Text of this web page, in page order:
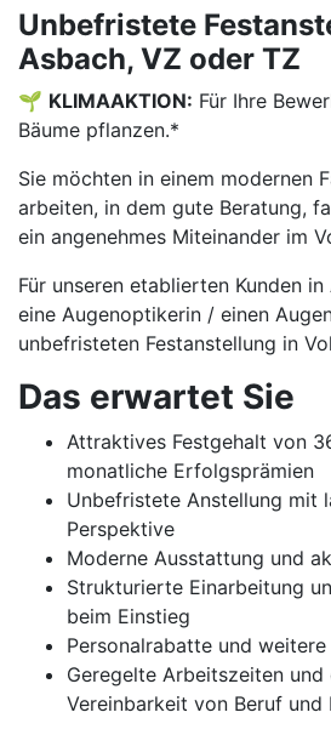
Unbefristete
Asbach, VZ oder TZ
🌱 KLIMAAKTION: Für Ihre
Bäume pflanzen.*
Sie möchten in einem modernen
arbeiten, in dem gute Beratung,
ein angenehmes Miteinander im
Für unseren etablierten Kunden
eine Augenoptikerin / einen
unbefristeten Festanstellung in
Das erwartet Sie
Attraktives Festgehalt von
monatliche Erfolgsprämien
Unbefristete Anstellung mit
Perspektive
Moderne Ausstattung und
Strukturierte Einarbeitung
beim Einstieg
Personalrabatte und
Geregelte Arbeitszeiten und
Vereinbarkeit von Beruf und